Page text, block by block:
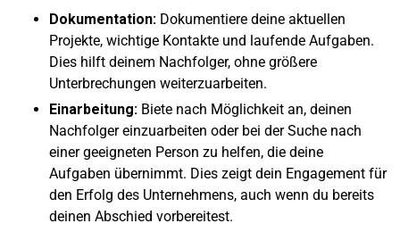
Dokumentation: Dokumentiere deine aktuellen
Projekte, wichtige Kontakte und laufende Aufgaben.
Dies hilft deinem Nachfolger, ohne größere
Unterbrechungen weiterzuarbeiten.
Einarbeitung: Biete nach Möglichkeit an, deinen
Nachfolger einzuarbeiten oder bei der Suche nach
einer geeigneten Person zu helfen, die deine
Aufgaben übernimmt. Dies zeigt dein Engagement für
den Erfolg des Unternehmens, auch wenn du bereits
deinen Abschied vorbereitest.